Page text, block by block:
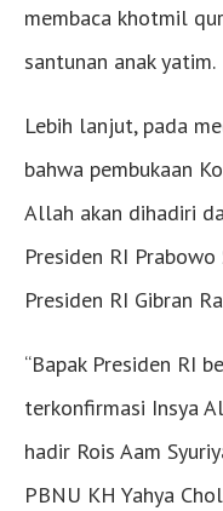
membaca khotmil
santunan anak yatim.
Lebih lanjut, pada
bahwa pembukaan
Allah akan dihadiri
Presiden RI
Presiden RI Gibran
“Bapak Presiden RI
terkonfirmasi Insya
hadir Rois Aam
PBNU KH Yahya